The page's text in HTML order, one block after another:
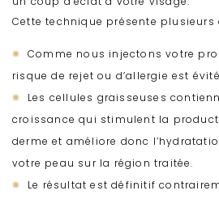
Cette technique présente plusieurs
Comme nous injectons votre
risque de rejet ou d’allergie est
Les cellules graisseuses
croissance qui stimulent la
derme et améliore donc
votre peau sur la région traitée.
Le résultat est définitif